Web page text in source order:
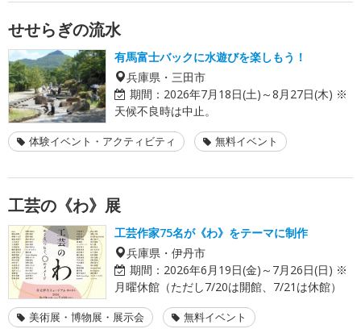
せせらぎの流水
有馬富士バックに水遊びを楽しもう！
兵庫県・三田市
期間： 2026年7月18日(土)～8月27日(木) ※
天候不良時は中止。
体験イベント・アクティビティ 無料イベント
工芸の《わ》展
工芸作家75名が《わ》をテーマに制作
兵庫県・伊丹市
期間： 2026年6月19日(金)～7月26日(日) ※
月曜休館（ただし7/20は開館、7/21は休館）
美術展・博物展・展示会 無料イベント